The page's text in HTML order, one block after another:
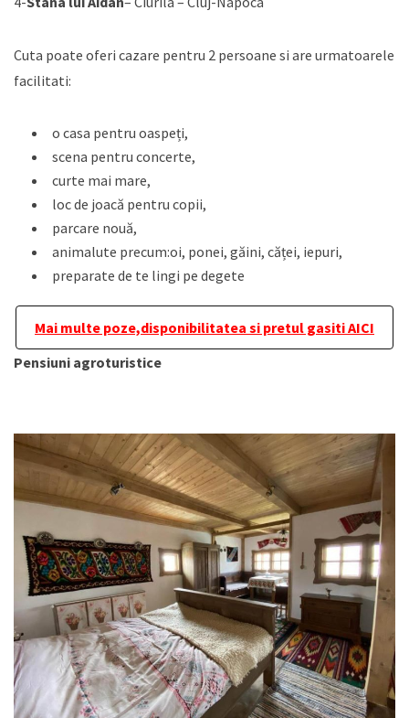
Cuta poate oferi cazare pentru 2 persoane si are urmatoarele
facilitati:
o casa pentru oaspeți,
scena pentru concerte,
curte mai mare,
loc de joacă pentru copii,
parcare nouă,
animalute precum:oi, ponei, găini, căței, iepuri,
preparate de te lingi pe degete
Mai multe poze,disponibilitatea si pretul gasiti AICI
Pensiuni agroturistice